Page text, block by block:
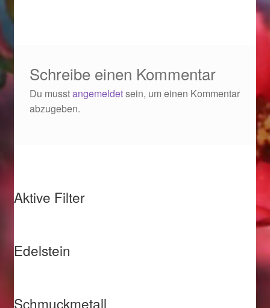
Ostergeschenke finden für Ostern 2018
Ostergeschenke finden für Ostern 2019
Ostergeschenke finden für Ostern 2020
Ostergeschenke finden für Ostern 2021
Startseite
Schreibe einen Kommentar
Du musstangemeldetsein, um einen Kommentar
abzugeben.
Aktive Filter
Edelstein
Schmuckmetall